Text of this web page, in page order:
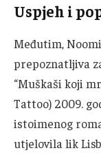
Uspjeh i
Međutim,
prepoznatljiva
“Muškaši koji
Tattoo) 2009.
istoimenog
utjelovila lik